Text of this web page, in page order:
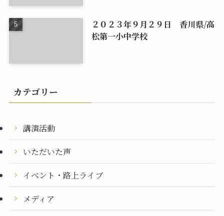
２０２３年９月２９日 香川県/高
松第一小中学校
カテゴリー
講演活動
いただいた声
イベント・路上ライブ
メディア